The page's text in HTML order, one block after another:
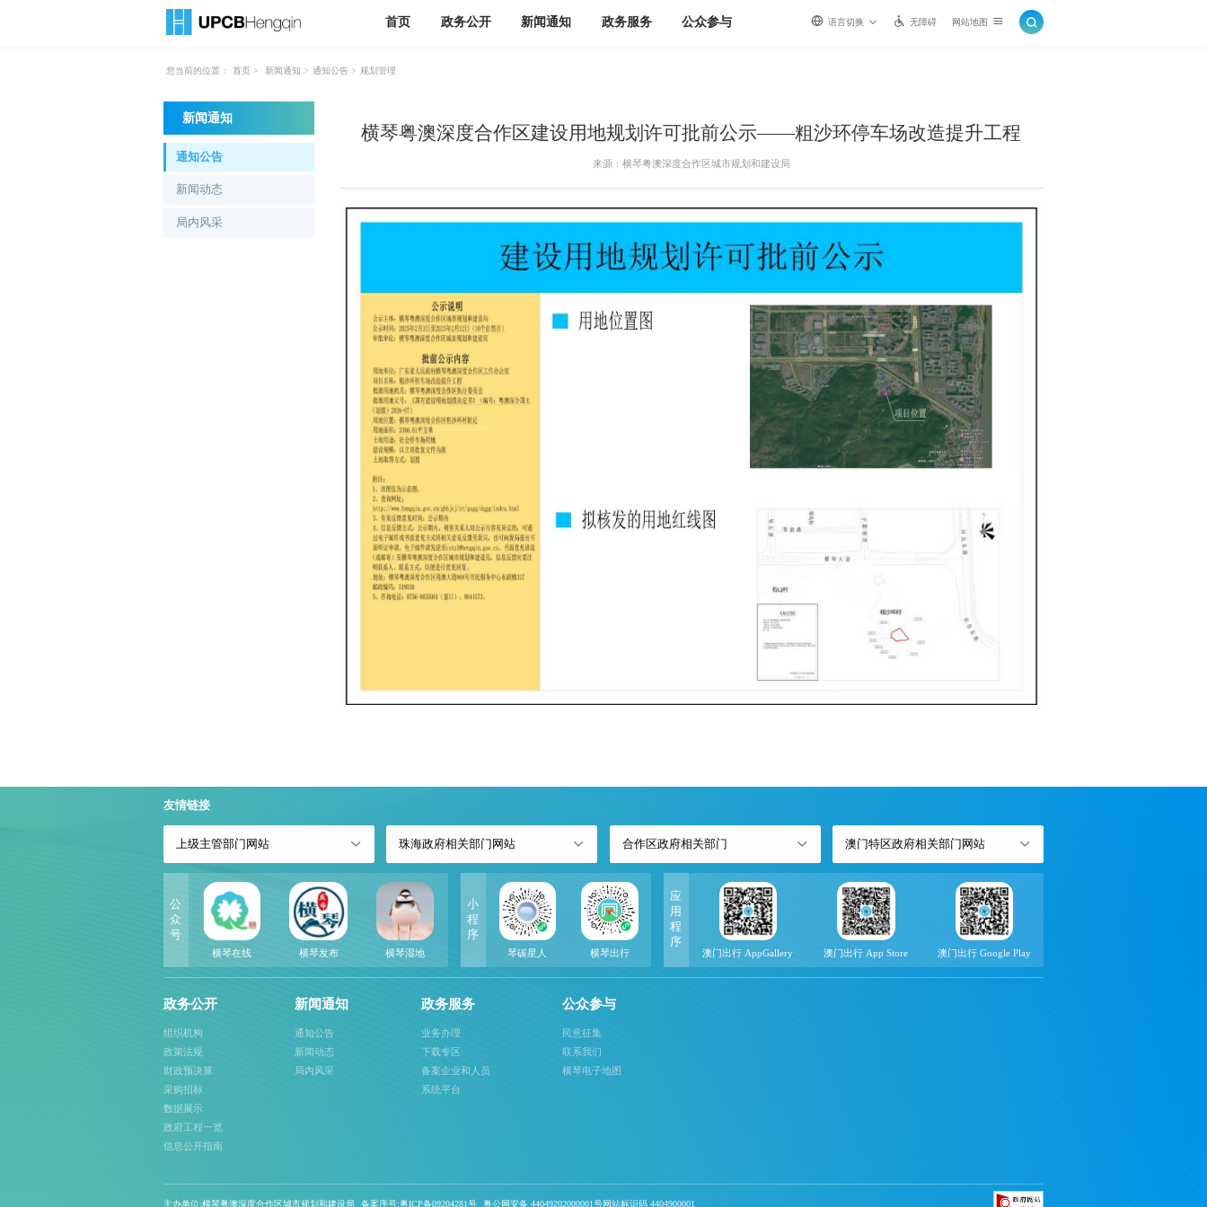
语言切换 无障碍 网站地图
首页 政务公开 新闻通知 政务服务 公众参与
您当前的位置： 首页 > 新闻通知 > 通知公告 > 规划管理
新闻通知
通知公告
新闻动态
局内风采
横琴粤澳深度合作区建设用地规划许可批前公示——粗沙环停车场改造提升工程
来源：横琴粤澳深度合作区城市规划和建设局
友情链接
上级主管部门网站 珠海政府相关部门网站 合作区政府相关部门 澳门特区政府相关部门网站
公
众
号
横琴在线 横琴发布 横琴湿地
小
程
序
琴碳星人 横琴出行
应
用
程
序
澳门出行 AppGallery 澳门出行 App Store 澳门出行 Google Play
政务公开
组织机构
政策法规
财政预决算
采购招标
数据展示
政府工程一览
信息公开指南
新闻通知
通知公告
新闻动态
局内风采
政务服务
业务办理
下载专区
备案企业和人员
系统平台
公众参与
民意征集
联系我们
横琴电子地图
主办单位:横琴粤澳深度合作区城市规划和建设局 备案序号:粤ICP备09204281号 粤公网安备 44049202000001号网站标识码 4404900001